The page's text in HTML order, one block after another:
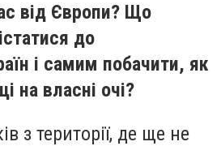
від Європи? Що
до
і самим побачити, як
на власні очі?
з території, де ще не